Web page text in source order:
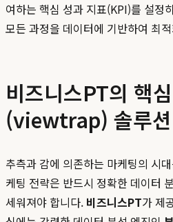
여하는 핵심 성과 지표(KPI)를 설정
모든 과정을 데이터에 기반하여 최
비즈니스PT의 핵
(viewtrap) 솔루션
추측과 감에 의존하는 마케팅의 시
케팅 전략은 반드시 정확한 데이터
세워져야 합니다. 비즈니스PT가 제